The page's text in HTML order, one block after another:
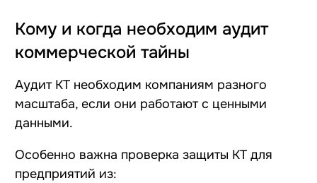
Кому и когда необходим аудит
коммерческой тайны
Аудит КТ необходим компаниям разного
масштаба, если они работают с ценными
данными.
Особенно важна проверка защиты КТ для
предприятий из: